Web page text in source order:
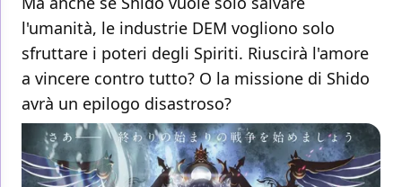
l'umanità, le industrie DEM vogliono solo
sfruttare i poteri degli Spiriti. Riuscirà l'amore
a vincere contro tutto? O la missione di Shido
avrà un epilogo disastroso?